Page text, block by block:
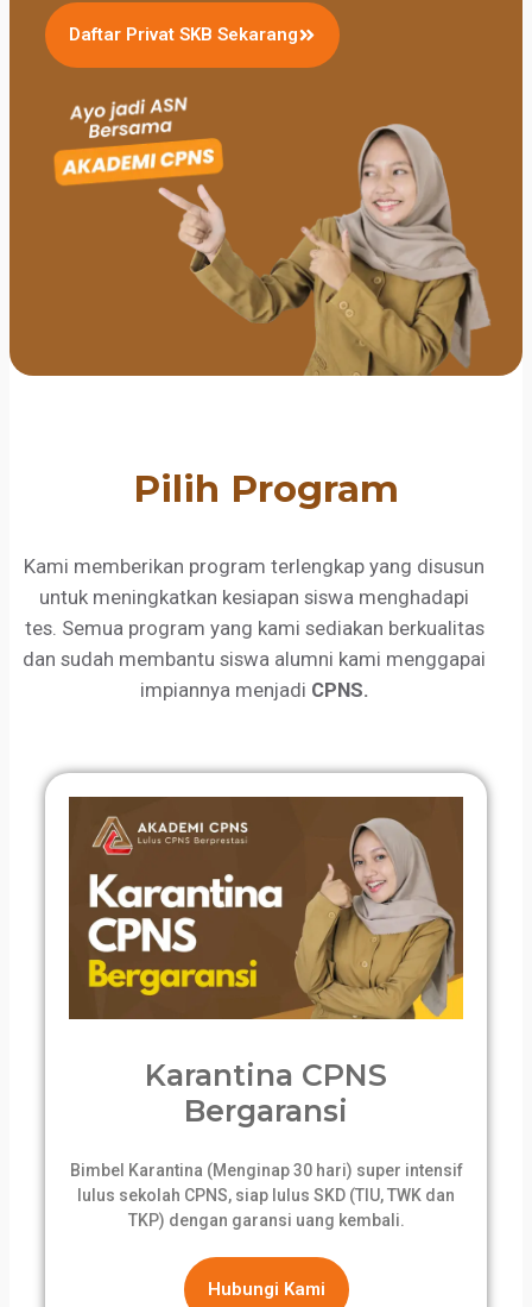
Daftar Privat SKB Sekarang
Pilih Program
Kami memberikan program terlengkap yang disusun
untuk meningkatkan kesiapan siswa menghadapi
tes. Semua program yang kami sediakan berkualitas
dan sudah membantu siswa alumni kami menggapai
impiannya menjadi CPNS.
Karantina CPNS
Bergaransi
Bimbel Karantina (Menginap 30 hari) super intensif
lulus sekolah CPNS, siap lulus SKD (TIU, TWK dan
TKP) dengan garansi uang kembali.
Hubungi Kami